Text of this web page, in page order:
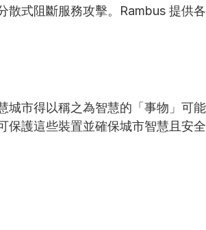
式阻斷服務攻擊。Rambus 提供
市得以稱之為智慧的「事物」可
護這些裝置並確保城市智慧且安